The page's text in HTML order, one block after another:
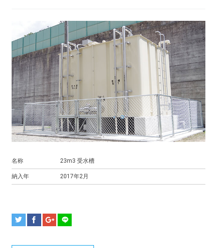
名称 23m3 受水槽
納入年 2017年2月